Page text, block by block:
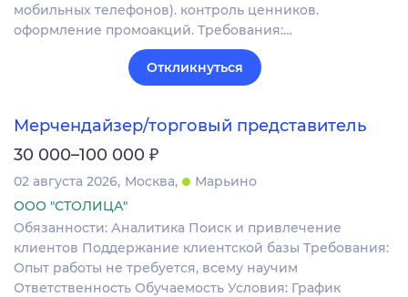
мобильных телефонов). контроль ценников.
оформление промоакций. Требования:…
Откликнуться
Мерчендайзер/торговый представитель
30 000–100 000 ₽
02 августа 2026 Москва
Марьино
ООО "СТОЛИЦА"
Обязанности: Аналитика Поиск и привлечение
клиентов Поддержание клиентской базы Требования:
Опыт работы не требуется, всему научим
Ответственность Обучаемость Условия: График